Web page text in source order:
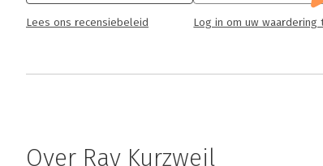
Lees ons recensiebeleid Log in om uw waardering
Over Ray Kurzweil